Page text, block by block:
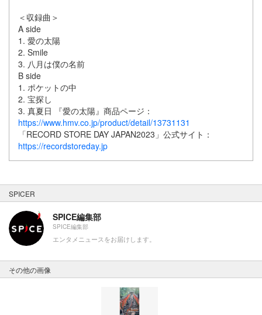
＜収録曲＞
A side
1. 愛の太陽
2. Smile
3. 八月は僕の名前
B side
1. ポケットの中
2. 宝探し
3. 真夏日 『愛の太陽』商品ページ：
https://www.hmv.co.jp/product/detail/13731131
「RECORD STORE DAY JAPAN2023」公式サイト：
https://recordstoreday.jp
SPICER
SPICE編集部
SPICE編集部
エンタメニュースをお届けします。
その他の画像